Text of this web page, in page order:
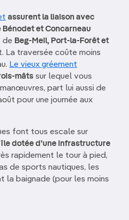
assurent la liaison avec
et Concarneau
de Beg-Meil, Port-la-Forêt et
La traversée coûte moins
Le vieux gréement
mâts sur lequel vous
part lui aussi de
pour une journée aux
font tous escale sur
dotée d’une infrastructure
rapidement le tour à pied,
de sports nautiques, les
la baignade (pour les moins